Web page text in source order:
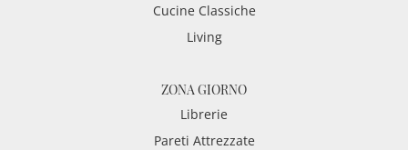
Cucine Classiche
Living
ZONA GIORNO
Librerie
Pareti Attrezzate